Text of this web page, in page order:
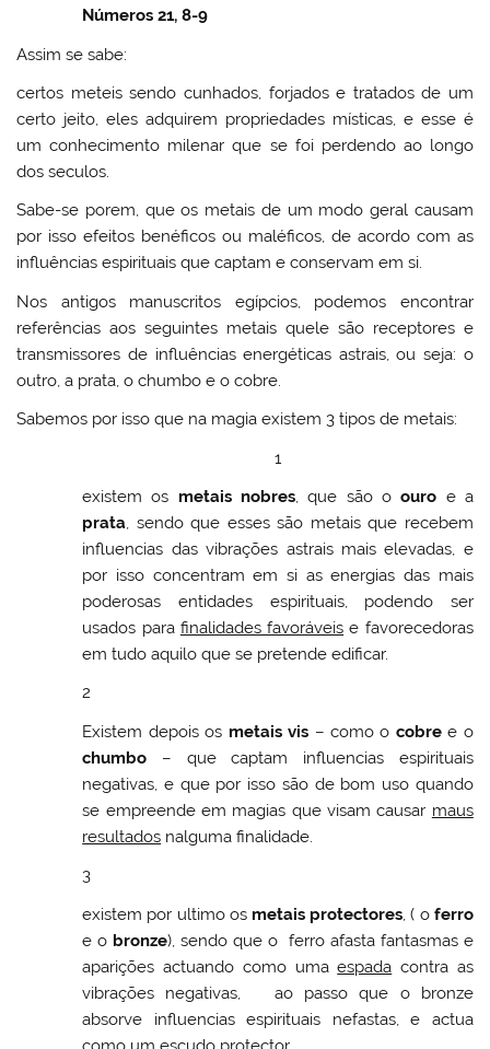
Números 21, 8-9
Assim se sabe:
certos meteis sendo cunhados, forjados e tratados de um
certo jeito, eles adquirem propriedades místicas, e esse é
um conhecimento milenar que se foi perdendo ao longo
dos seculos.
Sabe-se porem, que os metais de um modo geral causam
por isso efeitos benéficos ou maléficos, de acordo com as
influências espirituais que captam e conservam em si.
Nos antigos manuscritos egípcios, podemos encontrar
referências aos seguintes metais quele são receptores e
transmissores de influências energéticas astrais, ou seja: o
outro, a prata, o chumbo e o cobre.
Sabemos por isso que na magia existem 3 tipos de metais:
1
existem os metais nobres, que são oouro e a
prata, sendo que esses são metais que recebem
influencias das vibrações astrais mais elevadas, e
por isso concentram em si as energias das mais
poderosas entidades espirituais, podendo ser
usados para finalidades favoráveis e favorecedoras
em tudo aquilo que se pretende edificar.
2
Existem depois os metais vis – como o cobree o
chumbo – que captam influencias espirituais
negativas, e que por isso são de bom uso quando
se empreende em magias que visam causar maus
resultados nalguma finalidade.
3
existem por ultimo os metais protectores , ( o ferro
e o bronze), sendo que o ferro afasta fantasmas e
aparições actuando como umaespada contra as
vibrações negativas, ao passo que o bronze
absorve influencias espirituais nefastas, e actua